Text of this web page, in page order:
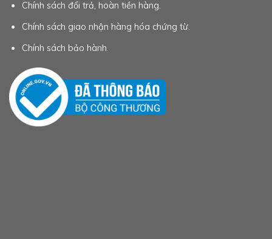
Chính sách đổi trả, hoàn tiền hàng.
Chính sách giao nhận hàng hóa chứng từ.
Chính sách bảo hành.